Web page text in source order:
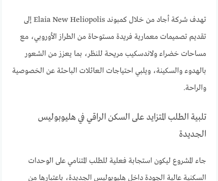
تهدف شركة أجاد من خلال كمبوند Elaia New Heliopolis إلى
تقديم تصميمات معمارية فريدة مستوحاة من الطراز الأوروبي، مع
مساحات خضراء ولاندسكيب مريحة للنظر، بما يعزز من الشعور
بالهدوء والسكينة، ويلبي احتياجات العائلات الباحثة عن الخصوصية
والراحة.
تلبية الطلب المتزايد على السكن الراقي في هليوبوليس
الجديدة
جاء المشروع ليكون استجابة فعلية للطلب المتنامي على الوحدات
السكنية عالية الجودة داخل هليوبوليس الجديدة، باعتبارها من